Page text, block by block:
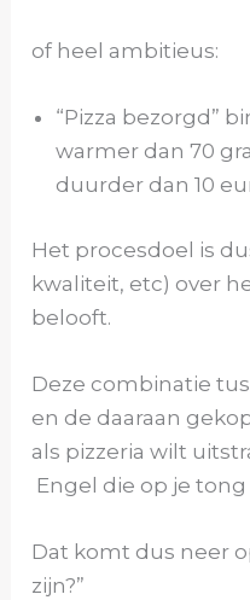
of heel ambitieus:
“Pizza bezorgd”
warmer dan 70
duurder dan 10
Het procesdoel is
kwaliteit, etc) over
belooft.
Deze combinatie
en de daaraan
als pizzeria wilt
Engel die op je tong
Dat komt dus neer
zijn?”